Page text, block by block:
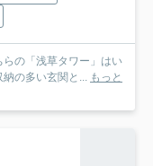
の「浅草タワー」はい
の多い玄関と...
もっと